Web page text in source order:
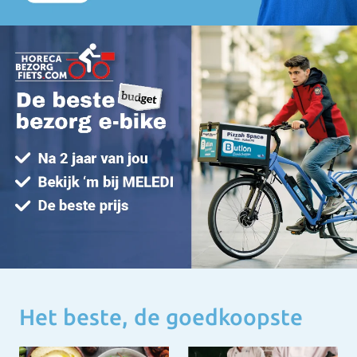
Het beste, de goedkoopste